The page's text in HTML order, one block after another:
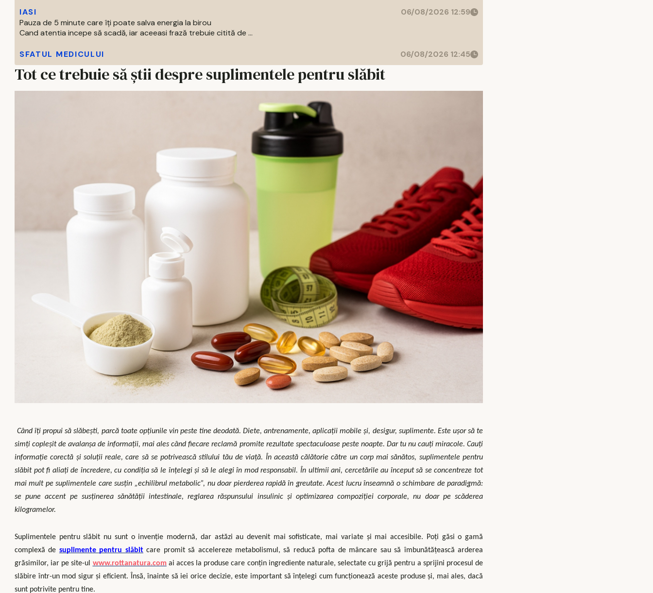
IASI
06/08/2026 12:59
Pauza de 5 minute care îți poate salva energia la birou
Cand atentia incepe să scadă, iar aceeasi frază trebuie citită de ...
SFATUL MEDICULUI 06/08/2026 12:45
Tot ce trebuie să știi despre suplimentele pentru slăbit
Când îți propui să slăbești, parcă toate opțiunile vin peste tine deodată. Diete, antrenamente, aplicații mobile și, desigur, suplimente. Este ușor să te
simți copleșit de avalanșa de informații, mai ales când fiecare reclamă promite rezultate spectaculoase peste noapte. Dar tu nu cauți miracole. Cauți
informație corectă și soluții reale, care să se potrivească stilului tău de viață. În această călătorie către un corp mai sănătos, suplimentele pentru
slăbit pot fi aliați de încredere, cu condiția să le înțelegi și să le alegi în mod responsabil. În ultimii ani, cercetările au început să se concentreze tot
mai mult pe suplimentele care susțin „echilibrul metabolic”, nu doar pierderea rapidă în greutate. Acest lucru înseamnă o schimbare de paradigmă:
se pune accent pe susținerea sănătății intestinale, reglarea răspunsului insulinic și optimizarea compoziției corporale, nu doar pe scăderea
kilogramelor.
Suplimentele pentru slăbit nu sunt o invenție modernă, dar astăzi au devenit mai sofisticate, mai variate și mai accesibile. Poți găsi o gamă
complexă de suplimente pentru slăbitcare promit să accelereze metabolismul, să reducă pofta de mâncare sau să îmbunătățească arderea
grăsimilor, iar pe site-ul www.rottanatura.comai acces la produse care conțin ingrediente naturale, selectate cu grijă pentru a sprijini procesul de
slăbire într-un mod sigur și eficient. Însă, înainte să iei orice decizie, este important să înțelegi cum funcționează aceste produse și, mai ales, dacă
sunt potrivite pentru tine.